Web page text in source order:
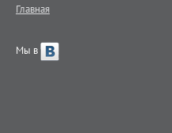
Главная
Мы в